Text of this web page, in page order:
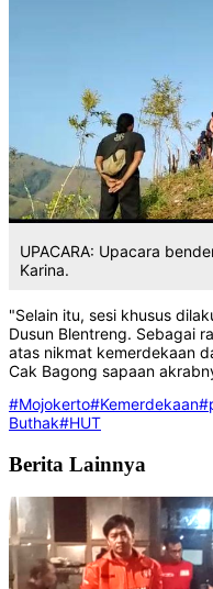
UPACARA: Upacara
Karina.
"Selain itu, sesi khusus
Dusun Blentreng. Sebagai
atas nikmat kemerdekaan
Cak Bagong sapaan
#Mojokerto#Kemerdekaan
Buthak#HUT
Berita Lainnya